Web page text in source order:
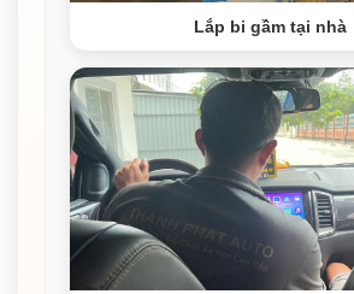
Lắp bi gầm tại nhà